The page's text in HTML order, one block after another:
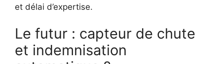
et délai d’expertise.
Le futur : capteur de chute
et indemnisation